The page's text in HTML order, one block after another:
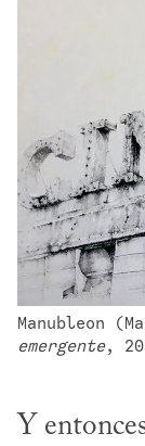
Manubleon
emergente,
Y